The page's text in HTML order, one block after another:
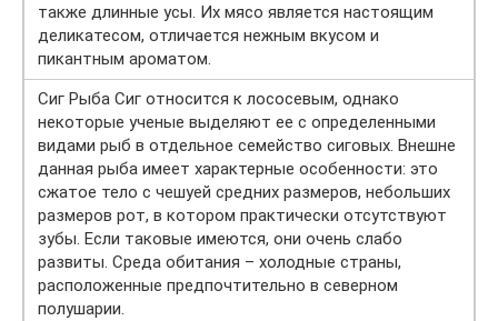
также длинные усы. Их мясо является настоящим
деликатесом, отличается нежным вкусом и
пикантным ароматом.
Сиг Рыба Сиг относится к лососевым, однако
некоторые ученые выделяют ее с определенными
видами рыб в отдельное семейство сиговых. Внешне
данная рыба имеет характерные особенности: это
сжатое тело с чешуей средних размеров, небольших
размеров рот, в котором практически отсутствуют
зубы. Если таковые имеются, они очень слабо
развиты. Среда обитания – холодные страны,
расположенные предпочтительно в северном
полушарии.